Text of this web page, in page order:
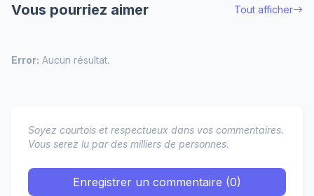
Vous pourriez aimer Tout afficher
Error: Aucun résultat.
Soyez courtois et respectueux dans vos commentaires.
Vous serez lu par des milliers de personnes.
Enregistrer un commentaire (0)